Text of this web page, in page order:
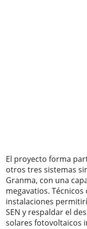
El proyecto forma
otros tres sistemas
Granma, con una
megavatios.
instalaciones
SEN y respaldar el
solares fotovoltaicos